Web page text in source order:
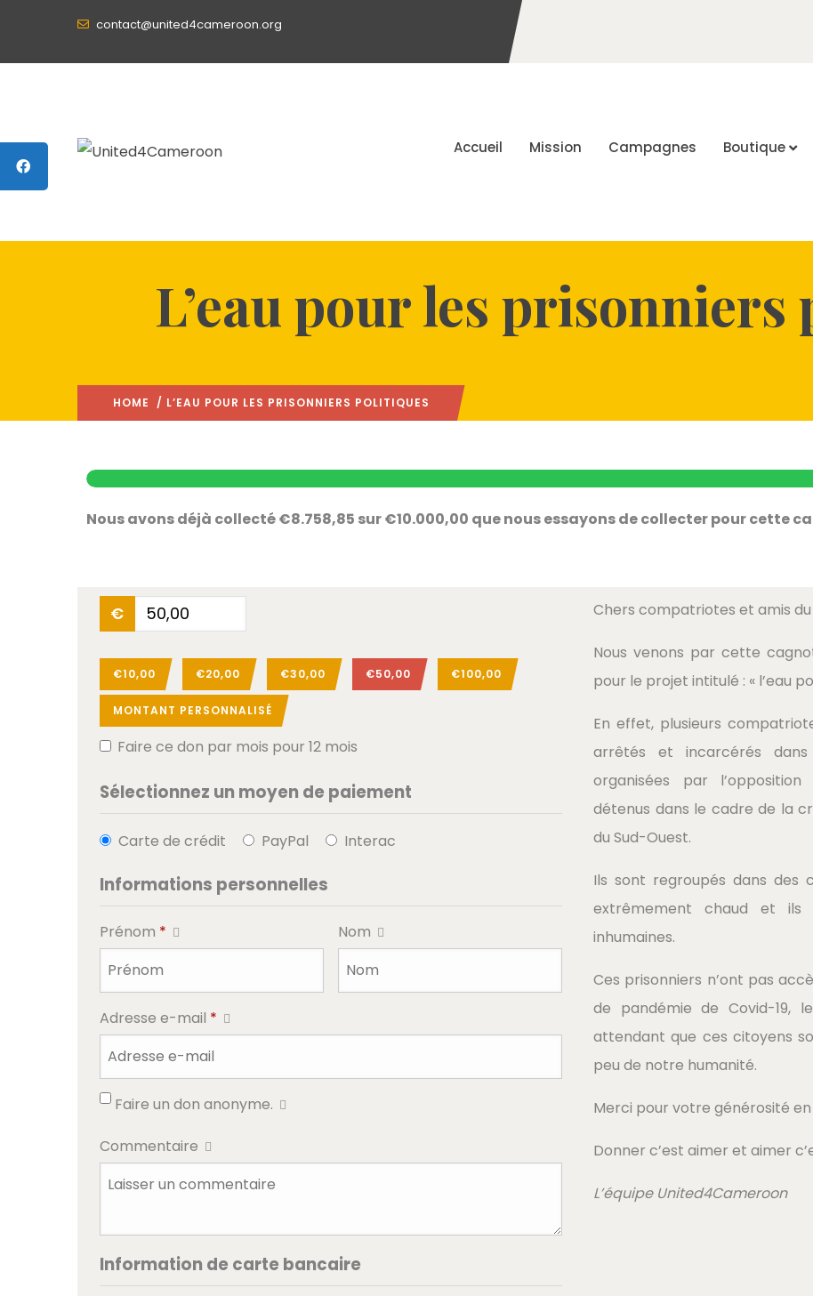
contact@united4cameroon.org
Accueil Mission Campagnes Boutique
L’eau pour les
HOME / L’EAU POUR LES PRISONNIERS POLITIQUES
Nous avons déjà collecté €8.758,85 sur €10.000,00 que nous essayons de collecter pour cette
€
€10,00 €20,00 €30,00 €50,00 €100,00
MONTANT PERSONNALISÉ
Faire ce don par mois pour 12 mois
Sélectionnez un moyen de paiement
Carte de crédit PayPal Interac
Informations personnelles
Prénom * Nom
Adresse e-mail *
Faire un don anonyme.
Commentaire
Information de carte bancaire
Chers compatriotes et amis
Nous venons par cette
pour le projet intitulé : « l’eau
En effet, plusieurs
arrêtés et incarcérés
organisées par
détenus dans le cadre de la
du Sud-Ouest.
Ils sont regroupés dans des
extrêmement chaud et ils
inhumaines.
Ces prisonniers n’ont pas
de pandémie de Covid-19,
attendant que ces citoyens
peu de notre humanité.
Merci pour votre générosité
Donner c’est aimer et aimer
L’équipe United4Cameroon